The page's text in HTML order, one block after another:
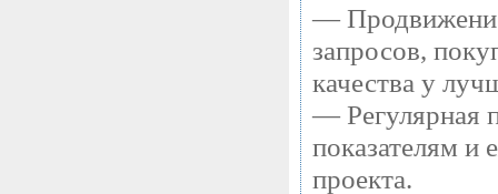
—
запросов,
качества у
— Регулярная
показателям и
проекта.